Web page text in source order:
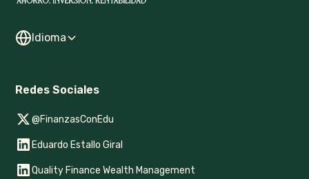
Idioma
Redes Sociales
@FinanzasConEdu
Eduardo Estallo Giral
Quality Finance Wealth Management